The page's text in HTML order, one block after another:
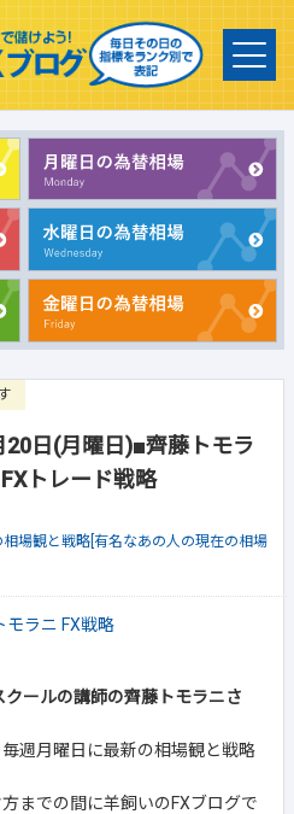
20日(月曜日)■齊藤トモラ
トレード戦略
場観と戦略[有名なあの人の現在の相場
ールの講師の齊藤トモラニさ
週月曜日に最新の相場観と戦略
までの間に羊飼いのFXブログで